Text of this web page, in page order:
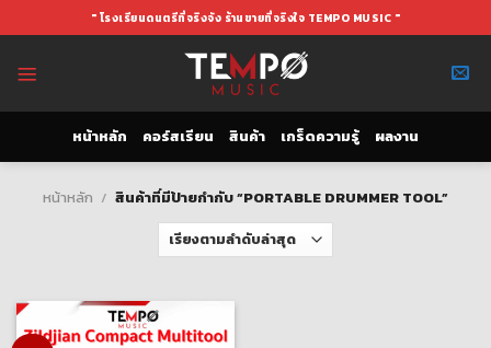
to
" โรงเรียนดนตรีที่จริงจัง ร้านขายที่จริงใจ TEMPO MUSIC "
หน้าหลัก คอร์สเรียน สินค้า เกร็ดความรู้ ผลงาน
หน้าหลัก / สินค้าที่มีป้ายกำกับ “PORTABLE DRUMMER TOOL”